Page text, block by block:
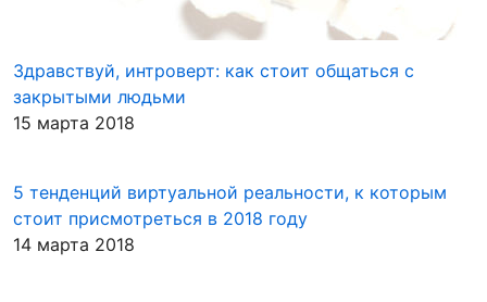
Здравствуй, интроверт: как стоит общаться с
закрытыми людьми
15 марта 2018
5 тенденций виртуальной реальности, к которым
стоит присмотреться в 2018 году
14 марта 2018